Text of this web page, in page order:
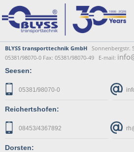
BLYSS transporttechnik GmbH Sonnenbergstr.
05381/98070-0 Fax: 05381/98070-49 E-mail:
Seesen:
05381/98070-0
Reichertshofen:
08453/4367892
Dorsten: